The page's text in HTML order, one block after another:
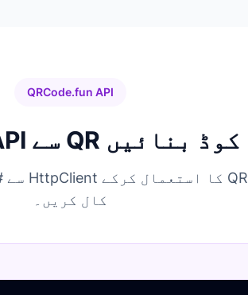
QRCode.fun API
C# میں API سے QR کوڈ بنائیں
کال کریں۔